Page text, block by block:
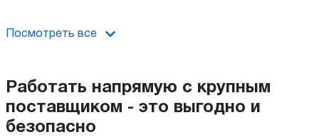
Посмотреть все
Работать напрямую с крупным
поставщиком - это выгодно и
безопасно